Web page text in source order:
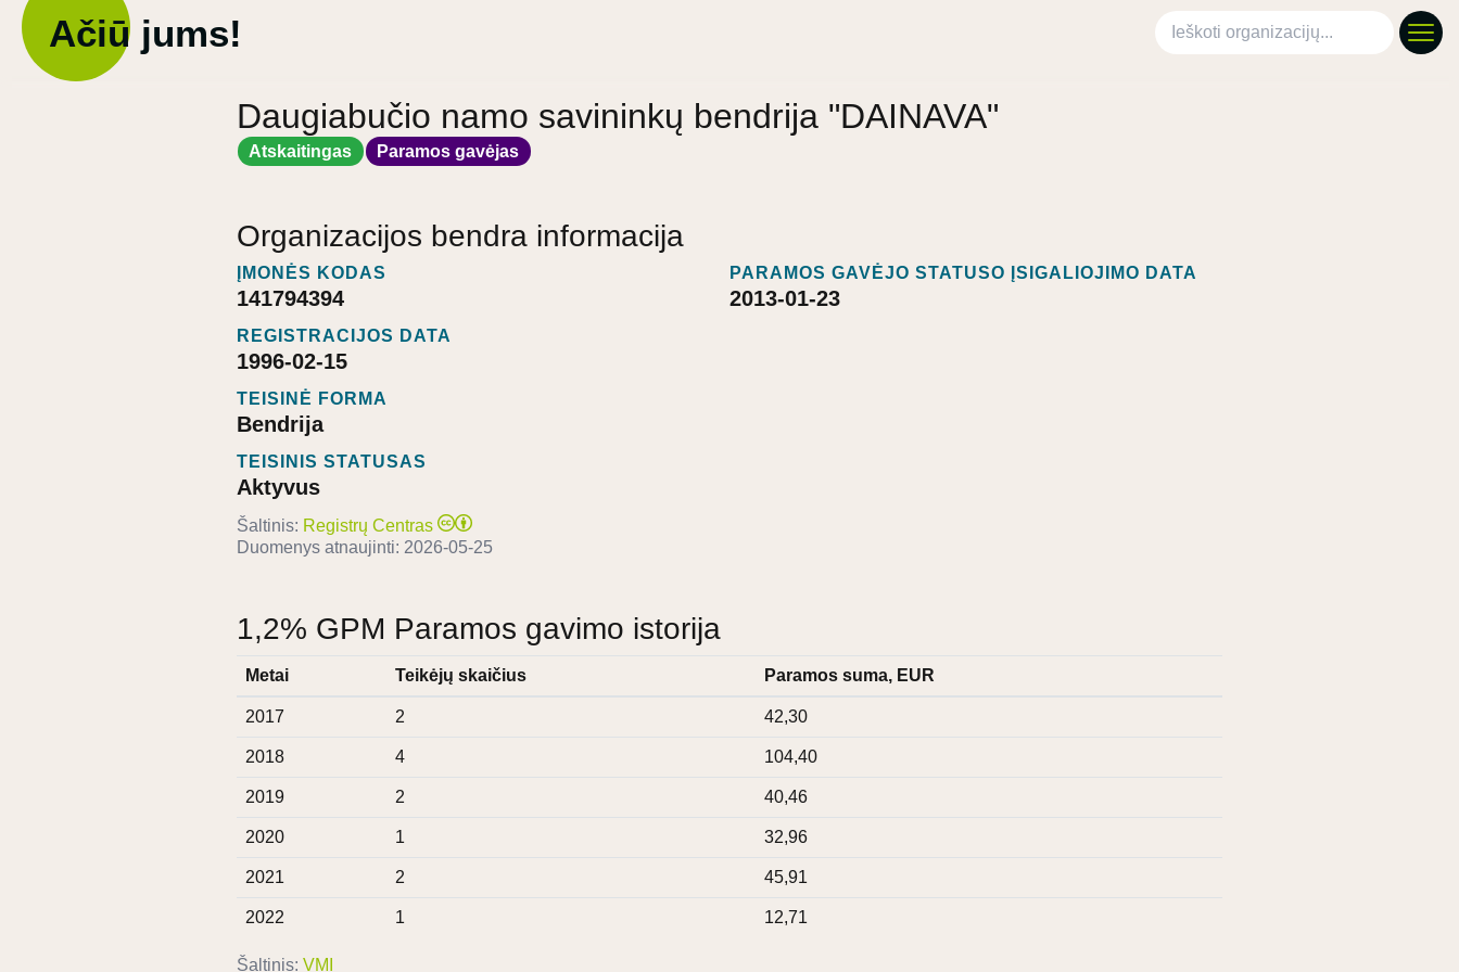
Ačiū jums! Ieškoti organizacijų
Daugiabučio namo savininkų bendrija "DAINAVA"
Atskaitingas Paramos gavėjas
Organizacijos bendra informacija
ĮMONĖS KODAS
141794394
REGISTRACIJOS DATA
1996-02-15
TEISINĖ FORMA
Bendrija
TEISINIS STATUSAS
Aktyvus
PARAMOS GAVĖJO STATUSO ĮSIGALIOJIMO DATA
2013-01-23
Šaltinis: Registrų Centras
Duomenys atnaujinti: 2026-05-25
1,2% GPM Paramos gavimo istorija
Metai Teikėjų skaičius Paramos suma, EUR
2017 2 42,30
2018 4 104,40
2019 2 40,46
2020 1 32,96
2021 2 45,91
2022 1 12,71
Šaltinis: VMI